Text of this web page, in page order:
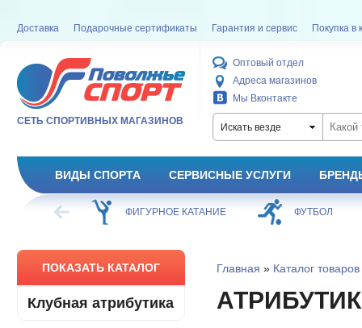
Доставка Подарочные сертификаты Гарантия и сервис Покупка в
СЕТЬ СПОРТИВНЫХ МАГАЗИНОВ
Оптовый отдел
Адреса магазинов
Мы Вконтакте
Искать везде
ВИДЫ СПОРТА СЕРВИСНЫЕ УСЛУГИ
ХОККЕЙ ФИГУРНОЕ КАТАНИЕ ФУТБОЛ
ПОКАЗАТЬ КАТАЛОГ
Клубная атрибутика
Главная » Каталог товаров